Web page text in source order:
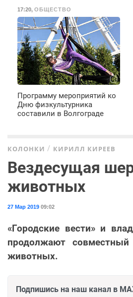
Реконструкция
17:20,ОБЩЕСТВО
Программу мероприятий ко
Дню физкультурника
составили в Волгограде
КОЛОНКИ КИРИЛЛ КИРЕЕВ
Вездесущая
животных
27 Мар 2019 09:02
«Городские вести» и
продолжают
животных.
Подпишись на наш канал в